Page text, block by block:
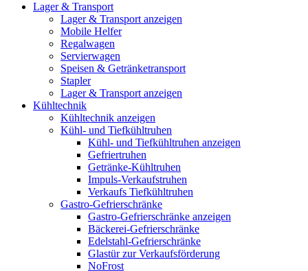
Lager & Transport
Lager & Transport anzeigen
Mobile Helfer
Regalwagen
Servierwagen
Speisen & Getränketransport
Stapler
Lager & Transport anzeigen
Kühltechnik
Kühltechnik anzeigen
Kühl- und Tiefkühltruhen
Kühl- und Tiefkühltruhen anzeigen
Gefriertruhen
Getränke-Kühltruhen
Impuls-Verkaufstruhen
Verkaufs Tiefkühltruhen
Gastro-Gefrierschränke
Gastro-Gefrierschränke anzeigen
Bäckerei-Gefrierschränke
Edelstahl-Gefrierschränke
Glastür zur Verkaufsförderung
NoFrost